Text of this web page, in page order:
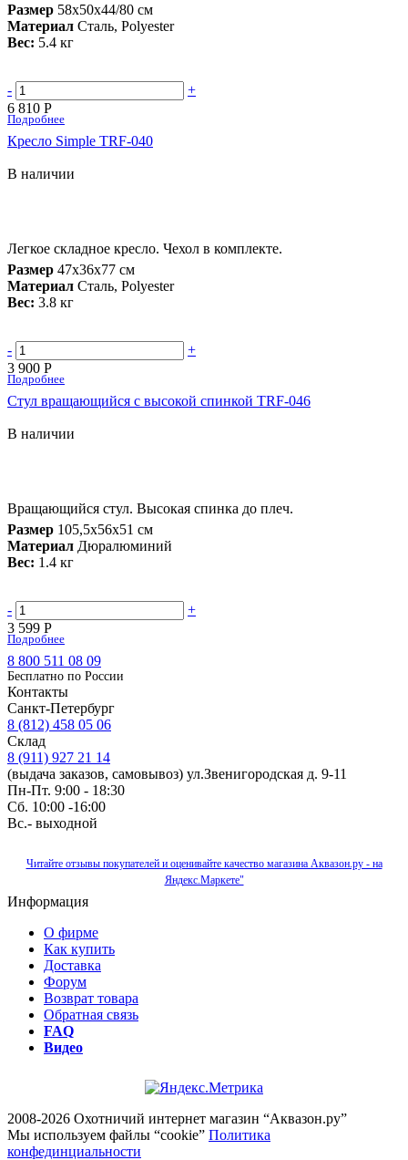
Размер 58х50х44/80 см
Материал Сталь, Polyester
Вес: 5.4 кг
-
+
6 810 Р
Подробнее
Кресло Simple TRF-040
В наличии
Легкое складное кресло. Чехол в комплекте.
Размер 47х36х77 см
Материал Сталь, Polyester
Вес: 3.8 кг
-
+
3 900 Р
Подробнее
Стул вращающийся с высокой спинкой TRF-046
В наличии
Вращающийся стул. Высокая спинка до плеч.
Размер 105,5х56х51 см
Материал Дюралюминий
Вес: 1.4 кг
-
+
3 599 Р
Подробнее
8 800 511 08 09
Бесплатно по Роcсии
Контакты
Санкт-Петербург
8 (812) 458 05 06
Склад
8 (911) 927 21 14
(выдача заказов, самовывоз) ул.Звенигородская д. 9-11
Пн-Пт. 9:00 - 18:30
Сб. 10:00 -16:00
Вс.- выходной
Читайте отзывы покупателей и оценивайте качество магазина Аквазон.ру - на
Яндекс.Маркете"
Информация
О фирме
Как купить
Доставка
Форум
Возврат товара
Обратная связь
FAQ
Видео
2008-2026 Охотничий интернет магазин “Аквазон.ру”
Мы используем файлы “cookie” Политика
конфединциальности